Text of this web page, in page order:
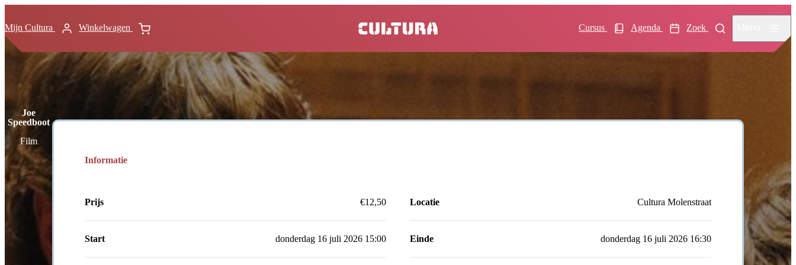
Mijn Cultura Winkelwagen Cursus Agenda Zoek
home
Joe
Speedboot
Film
Informatie
Prijs €12,50 Locatie Cultura Molenstraat
Start donderdag 16 juli 2026 15:00 Einde donderdag 16 juli 2026 16:30